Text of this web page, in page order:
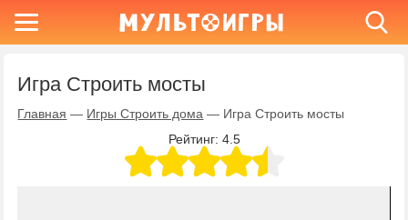
Игра Строить мосты
Главная — Игры Строить дома — Игра Строить мосты
Рейтинг: 4.5